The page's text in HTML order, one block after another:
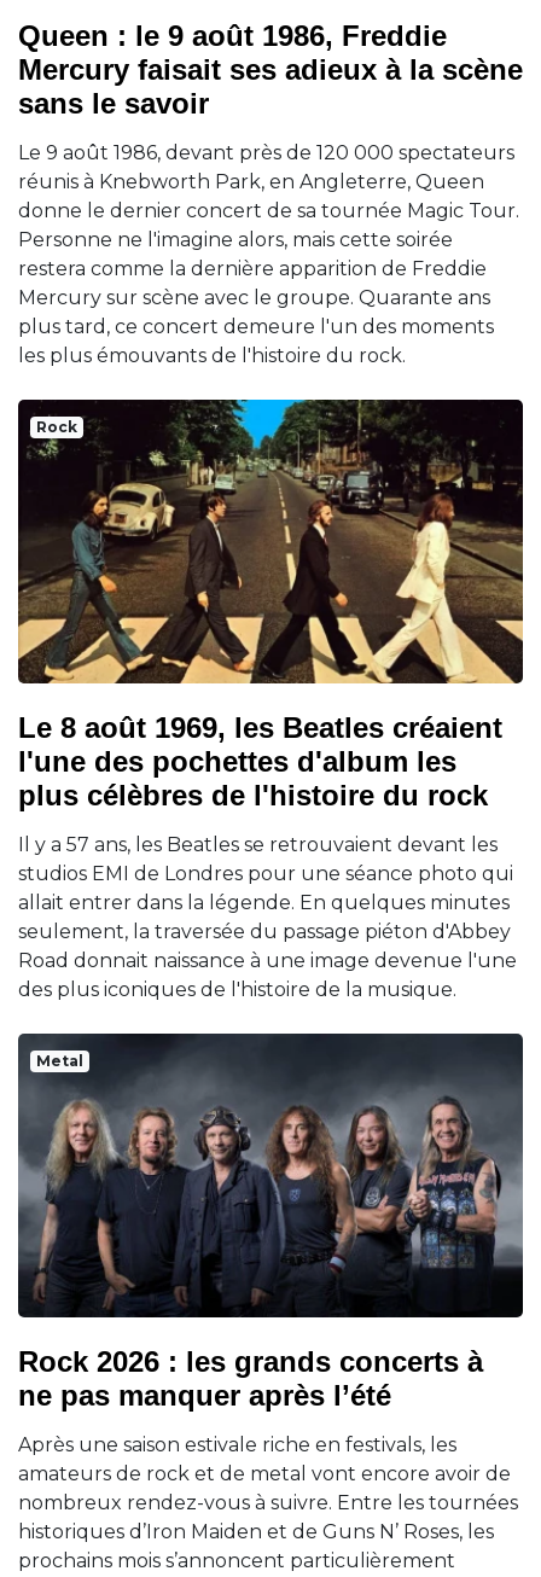
Queen : le 9 août 1986, Freddie
Mercury faisait ses adieux à la scène
sans le savoir
Le 9 août 1986, devant près de 120 000 spectateurs
réunis à Knebworth Park, en Angleterre, Queen
donne le dernier concert de sa tournée Magic Tour.
Personne ne l'imagine alors, mais cette soirée
restera comme la dernière apparition de Freddie
Mercury sur scène avec le groupe. Quarante ans
plus tard, ce concert demeure l'un des moments
les plus émouvants de l'histoire du rock.
Rock
Le 8 août 1969, les Beatles créaient
l'une des pochettes d'album les
plus célèbres de l'histoire du rock
Il y a 57 ans, les Beatles se retrouvaient devant les
studios EMI de Londres pour une séance photo qui
allait entrer dans la légende. En quelques minutes
seulement, la traversée du passage piéton d'Abbey
Road donnait naissance à une image devenue l'une
des plus iconiques de l'histoire de la musique.
Metal
Rock 2026 : les grands concerts à
ne pas manquer après l’été
Après une saison estivale riche en festivals, les
amateurs de rock et de metal vont encore avoir de
nombreux rendez-vous à suivre. Entre les tournées
historiques d’Iron Maiden et de Guns N’ Roses, les
prochains mois s’annoncent particulièrement